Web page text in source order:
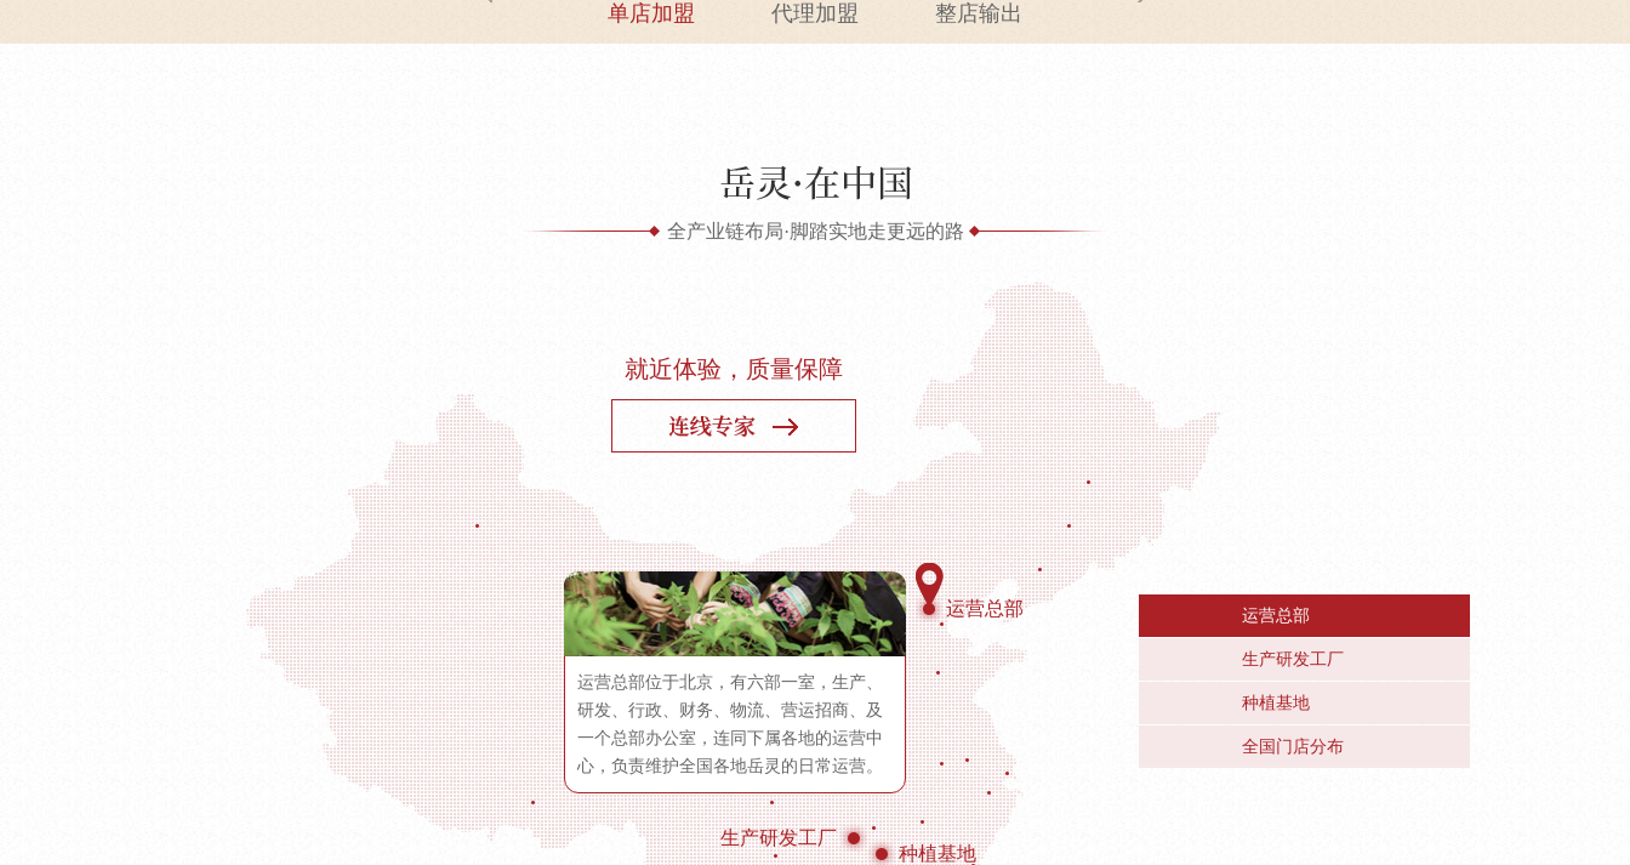
单店加盟 代理加盟 整店输出
全产业链布局·脚踏实地走更远的路
就近体验，质量保障
运营总部
运营总部位于北京，有六部一室，生产、
研发、行政、财务、物流、营运招商、及
一个总部办公室，连同下属各地的运营中
心，负责维护全国各地岳灵的日常运营。
生产研发工厂
种植基地
运营总部
生产研发工厂
种植基地
全国门店分布